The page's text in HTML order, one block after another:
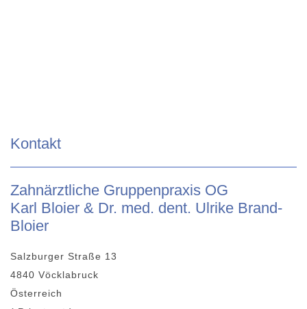
Kontakt
Zahnärztliche Gruppenpraxis OG
Karl Bloier & Dr. med. dent. Ulrike Brand-
Bloier
Salzburger Straße 13
4840 Vöcklabruck
Österreich